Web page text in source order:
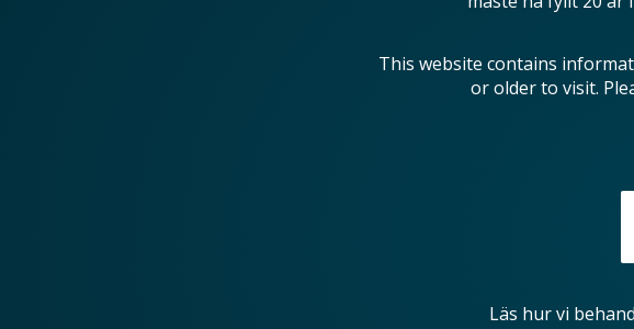
This website contains
or older to visit.
Läs hur vi